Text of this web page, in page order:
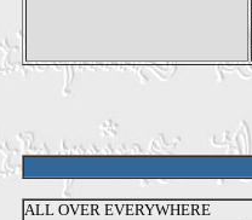
ALL OVER EVERYWHERE